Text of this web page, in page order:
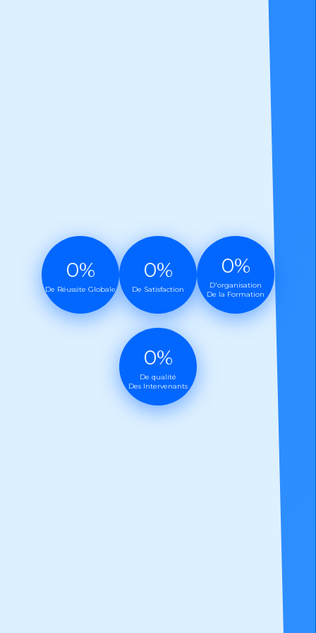
Certificat Qualiopi
Certification qualité des formations
0
De Réussite Globale
0
De Satisfaction
0
D'organisation
De la Formation
0
De qualité
Des Intervenants